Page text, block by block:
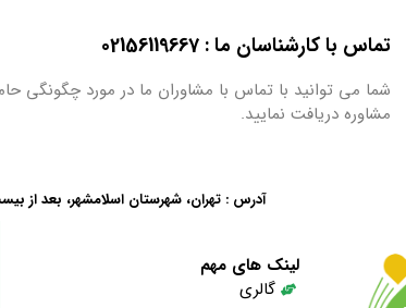
تماس با کارشناسان ما : 02156119667
شما می توانید با تماس با مشاوران ما در مورد چگونگی
مشاوره دریافت نمایید.
آدرس : تهران، شهرستان اسلامشهر، بعد از
لینک های مهم
گالری